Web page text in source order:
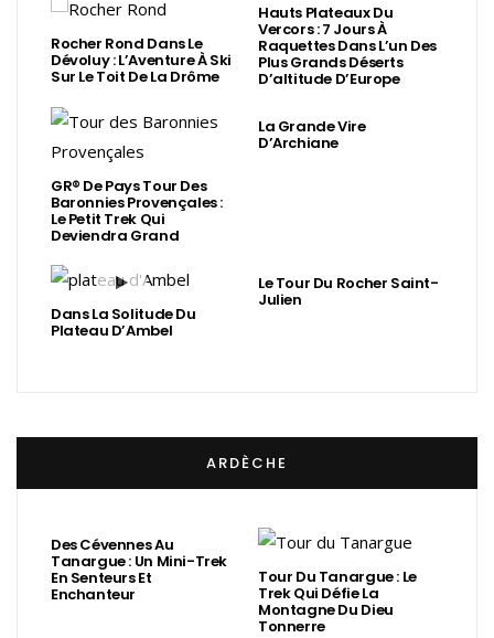
Rocher Rond Dans Le
Dévoluy : L’Aventure À Ski
Sur Le Toit De La Drôme
Hauts Plateaux Du
Vercors : 7 Jours À
Raquettes Dans L’un Des
Plus Grands Déserts
D’altitude D’Europe
GR® De Pays Tour Des
Baronnies Provençales :
Le Petit Trek Qui
Deviendra Grand
La Grande Vire
D’Archiane
Dans La Solitude Du
Plateau D’Ambel
Le Tour Du Rocher Saint-
Julien
ARDÈCHE
Des Cévennes Au
Tanargue : Un Mini-Trek
En Senteurs Et
Enchanteur
Tour Du Tanargue : Le
Trek Qui Défie La
Montagne Du Dieu
Tonnerre